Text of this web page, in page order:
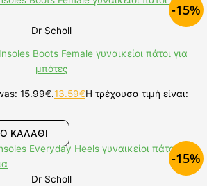
-15%
Dr Scholl
Boots Female γυναικείοι πάτοι για
μπότες
15.99€.13.59€Η τρέχουσα τιμή είναι:
ΚΑΛΆΘΙ
-15%
Dr Scholl